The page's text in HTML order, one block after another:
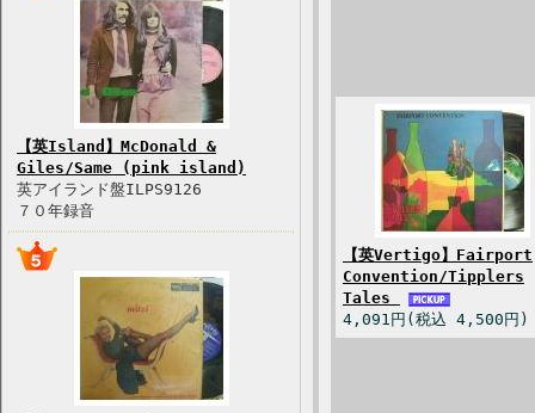
【英Island】McDonald &
Giles/Same (pink island)
英アイランド盤ILPS9126
７０年録音
【英Vertigo】Fairport
Convention/Tipplers
Tales
4,091円(税込 4,500円)